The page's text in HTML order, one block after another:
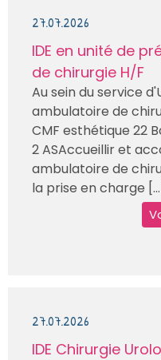
27.07.2026
IDE en unité de
de chirurgie H/F
Au sein du service
ambulatoire de
CMF esthétique 22
2 ASAccueillir et
ambulatoire de
la prise en charge
27.07.2026
IDE Chirurgie